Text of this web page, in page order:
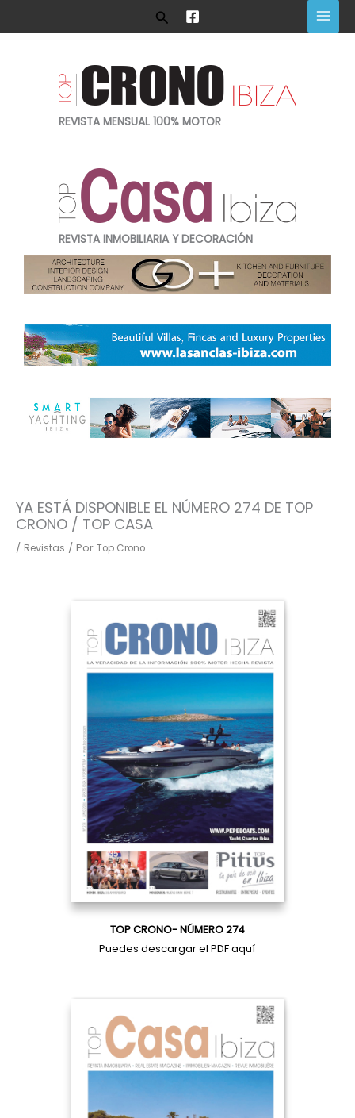
al
Buscar
REVISTA MENSUAL 100% MOTOR
REVISTA INMOBILIARIA Y DECORACIÓN
YA ESTÁ DISPONIBLE EL NÚMERO 274 DE TOP
CRONO / TOP CASA
/ Revistas / Por Top Crono
TOP CRONO- NÚMERO 274
Puedes descargar el PDFaquí